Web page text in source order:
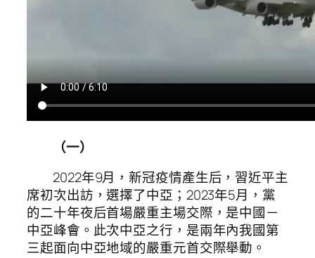
（一）
2022年9月，新冠疫情產生后，習近平主
席初次出訪，選擇了中亞；2023年5月，黨
的二十年夜后首場嚴重主場交際，是中國－
中亞峰會。此次中亞之行，是兩年內我國第
三起面向中亞地域的嚴重元首交際舉動。